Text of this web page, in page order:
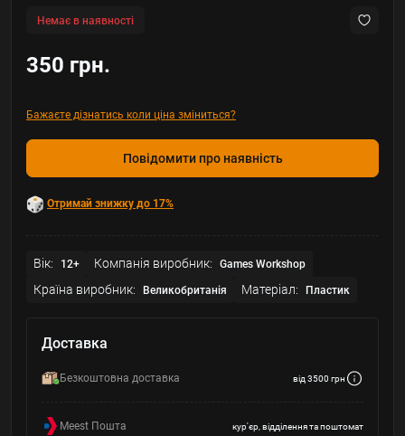
Немає в наявності
350 грн.
Бажаєте дізнатись коли ціна зміниться?
Повідомити про наявність
Отримай знижку до 17%
Вік: 12+ Компанія виробник: Games Workshop
Країна виробник: Великобританія Матеріал: Пластик
Доставка
Безкоштовна доставка від 3500 грн
Meest Пошта кур'єр, відділення та поштомат